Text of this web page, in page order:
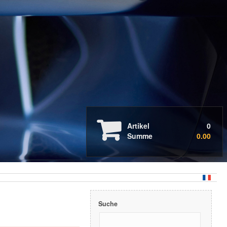
Auto- & Motorradpflege
Boots- & Wohnmobilpflege
Professionelle Anwendung
Markenübersicht
Artikel
0
Summe
0.00
Suche